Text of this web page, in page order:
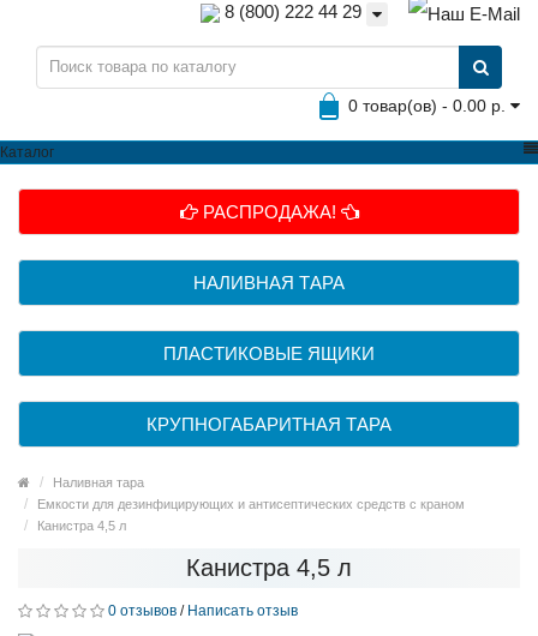
8 (800) 222 44 29
0 товар(ов) - 0.00 р.
Каталог
РАСПРОДАЖА!
НАЛИВНАЯ ТАРА
ПЛАСТИКОВЫЕ ЯЩИКИ
КРУПНОГАБАРИТНАЯ ТАРА
Наливная тара
Емкости для дезинфицирующих и антисептических средств с краном
Канистра 4,5 л
Канистра 4,5 л
0 отзывов / Написать отзыв